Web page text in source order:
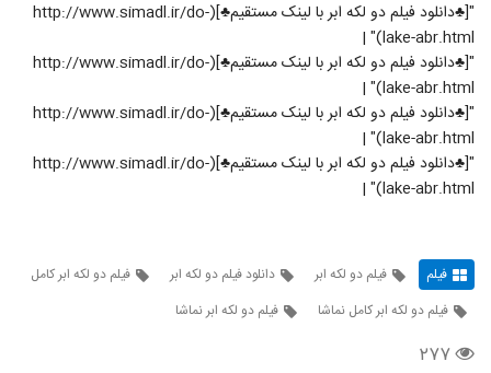
"[♣دانلود فیلم دو لکه ابر با لینک مستقیم♣](http://www.simadl.ir/do-
lake-abr.html)" |
"[♣دانلود فیلم دو لکه ابر با لینک مستقیم♣](http://www.simadl.ir/do-
lake-abr.html)" |
"[♣دانلود فیلم دو لکه ابر با لینک مستقیم♣](http://www.simadl.ir/do-
lake-abr.html)" |
"[♣دانلود فیلم دو لکه ابر با لینک مستقیم♣](http://www.simadl.ir/do-
lake-abr.html)" |
فیلم فیلم دو لکه ابر دانلود فیلم دو لکه ابر
فیلم دو لکه ابر کامل
فیلم دو لکه ابر کامل نماشا
فیلم دو لکه ابر نماشا
۲۷۷